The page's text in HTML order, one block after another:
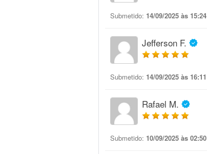
Submetido: 14/09/2025 às 15:24
Jefferson F.
Submetido: 14/09/2025 às 16:11
Rafael M.
Submetido: 10/09/2025 às 02:50